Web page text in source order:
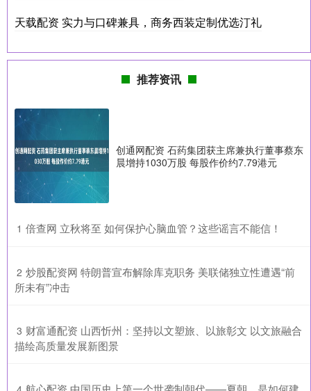
天载配资 实力与口碑兼具，商务西装定制优选汀礼
推荐资讯
创通网配资 石药集团获主席兼执行董事蔡东
晨增持1030万股 每股作价约7.79港元
1 ​倍查网 立秋将至 如何保护心脑血管？这些谣言不能信！
2 ​炒股配资网 特朗普宣布解除库克职务 美联储独立性遭遇“前
所未有”冲击
3 ​财富通配资 山西忻州：坚持以文塑旅、以旅彰文 以文旅融合
描绘高质量发展新图景